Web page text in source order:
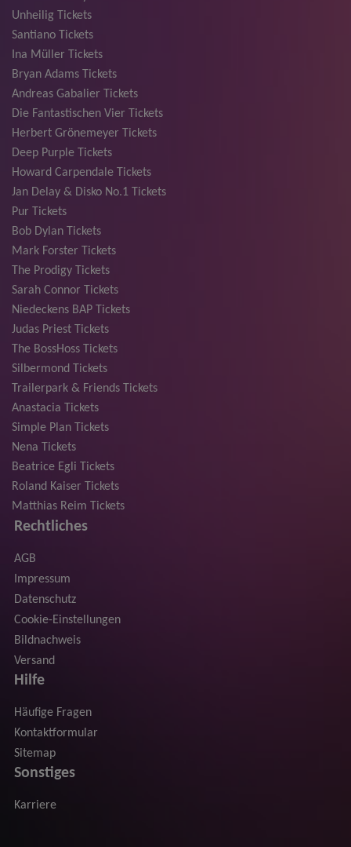
Unheilig Tickets
Santiano Tickets
Ina Müller Tickets
Bryan Adams Tickets
Andreas Gabalier Tickets
Die Fantastischen Vier Tickets
Herbert Grönemeyer Tickets
Deep Purple Tickets
Howard Carpendale Tickets
Jan Delay & Disko No.1 Tickets
Pur Tickets
Bob Dylan Tickets
Mark Forster Tickets
The Prodigy Tickets
Sarah Connor Tickets
Niedeckens BAP Tickets
Judas Priest Tickets
The BossHoss Tickets
Silbermond Tickets
Trailerpark & Friends Tickets
Anastacia Tickets
Simple Plan Tickets
Nena Tickets
Beatrice Egli Tickets
Roland Kaiser Tickets
Matthias Reim Tickets
Rechtliches
AGB
Impressum
Datenschutz
Cookie-Einstellungen
Bildnachweis
Versand
Hilfe
Häufige Fragen
Kontaktformular
Sitemap
Sonstiges
Karriere